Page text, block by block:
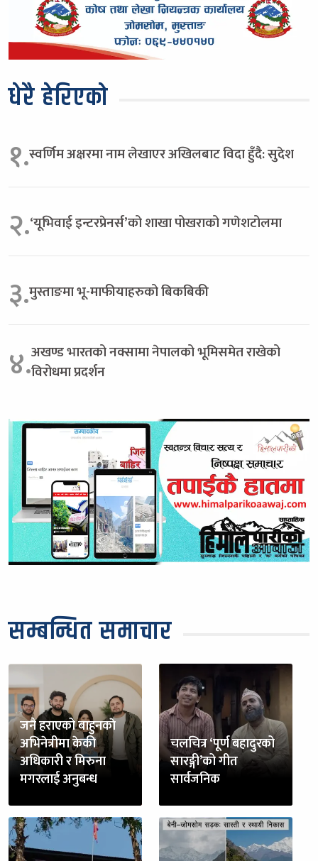
धेरै हेरिएको
१.स्वर्णिम अक्षरमा नाम लेखाएर अखिलबाट विदा हुँदै: सुदेश
२.‘यूभिवाई इन्टरप्रेनर्स’को शाखा पोखराको गणेशटोलमा
३.मुस्ताङमा भू-माफीयाहरुको बिकबिकी
४.अखण्ड भारतको नक्सामा नेपालको भूमिसमेत राखेको
विरोधमा प्रदर्शन
सम्बन्धित समाचार
जनै हराएको बाहुनकाे
अभिनेत्रीमा केकी
अधिकारी र मिरुना
मगरलाई अनुबन्ध
चलचित्र ‘पूर्ण बहादुरको
सारङ्गी’को गीत
सार्वजनिक